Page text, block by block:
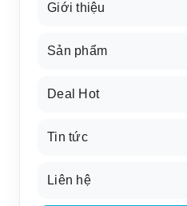
Giới thiệu
Sản phẩm
Deal Hot
Tin tức
Liên hệ